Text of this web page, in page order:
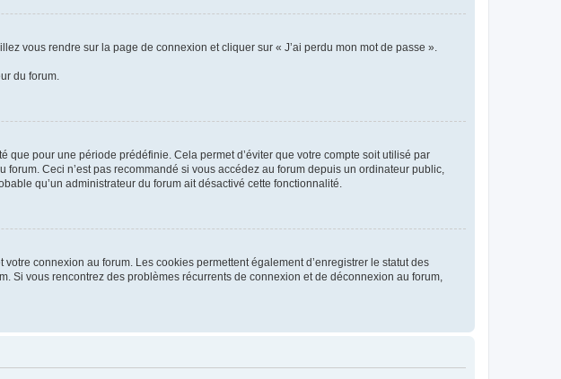
vous rendre sur la page de connexion et cliquer sur « J’ai perdu mon mot de passe ».
du forum.
pour une période prédéfinie. Cela permet d’éviter que votre compte soit utilisé par
Ceci n’est pas recommandé si vous accédez au forum depuis un ordinateur public,
qu’un administrateur du forum ait désactivé cette fonctionnalité.
connexion au forum. Les cookies permettent également d’enregistrer le statut des
Si vous rencontrez des problèmes récurrents de connexion et de déconnexion au forum,